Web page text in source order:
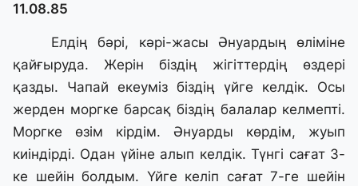
11.08.85
Елдiң бәрi, кәрi-жасы Әнуардың өлiмiне
қайғыруда. Жерiн бiздiң жiгiттердiң өздерi
қазды. Чапай екеумiз бiздiң үйге келдiк. Осы
жерден моргке барсақ бiздiң балалар келмептi.
Моргке өзiм кiрдiм. Әнуарды көрдiм, жуып
киiндiрдi. Одан үйiне алып келдiк. Түнгi сағат 3-
ке шейiн болдым. Үйге келiп сағат 7-ге шейiн